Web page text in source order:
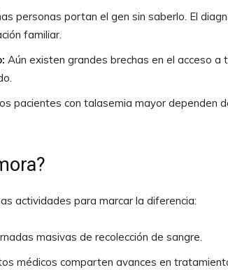
personas portan el gen sin saberlo. El
familiar.
Aún existen grandes brechas en el acceso
pacientes con talasemia mayor dependen
actividades para marcar la diferencia:
masivas de recolección de sangre.
médicos comparten avances en